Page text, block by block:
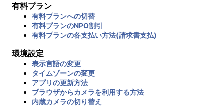
有料プラン
有料プランへの切替
有料プランのNPO割引
有料プランの各支払い方法(請求書支払)
環境設定
表示言語の変更
タイムゾーンの変更
アプリの更新方法
ブラウザからカメラを利用する方法
内蔵カメラの切り替え